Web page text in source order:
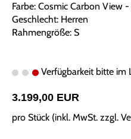
Farbe: Cosmic Carbon View
Geschlecht: Herren
Rahmengröße: S
Verfügbarkeit bitte im
3.199,00 EUR
pro Stück (inkl. MwSt. zzgl.